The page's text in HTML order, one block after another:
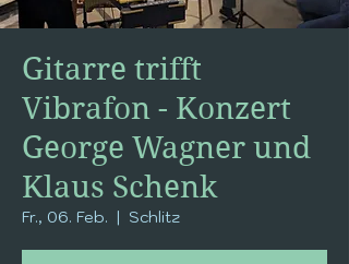
Gitarre trifft
Vibrafon - Konzert
George Wagner und
Klaus Schenk
Fr., 06. Feb.
  |
Schlitz